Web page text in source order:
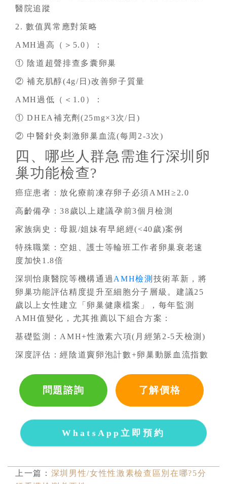
醫院追蹤
2. 數值異常應對策略
AMH過高（＞5.0）：
① 陰道超聲排查多囊卵巢
② 補充肌醇(4g/日)改善卵子質量
AMH過低（＜1.0）：
① DHEA補充劑(25mg×3次/日)
② 中醫針灸刺激卵巢血流(每周2-3次)
四、哪些人群急需進行深圳卵
巢功能檢查?
癌症患者：放化療前凍存卵子必須AMH≥2.0
高齡備孕：38歲以上建議孕前3個月檢測
家族病史：母親/姐妹有早絕經(<40歲)案例
特殊職業：空姐、護士等輪班工作者卵巢衰老速
度加快1.8倍
深圳怡康醫院等機構通過 AMH檢測 技術革新，將
卵巢功能評估精度提升至細胞分子層級。建議25
歲以上女性建立「卵巢健康檔案」，每年監測
AMH值變化，尤其推薦以下組合方案：
基礎監測：AMH+性激素六項(月經第2-5天檢測)
深度評估：經陰道竇卵泡計數+卵巢動脈血流指數
問題諮詢 了解價格
WhatsApp立即預約
上一篇： 深圳男性/女性性激素檢查區別在哪?5分